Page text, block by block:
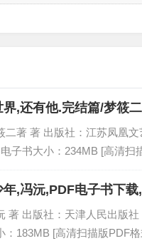
界,还有他.完结篇/梦筱
二著 著 出版社：江苏凤凰
子书大小：234MB [高清扫
年,冯沅,PDF电子书下
著 出版社：天津人民出版
：183MB [高清扫描版PDF